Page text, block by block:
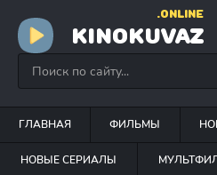
KINOKUVAZ
.ONLINE
ГЛАВНАЯ ФИЛЬМЫ
НОВЫЕ СЕРИАЛЫ